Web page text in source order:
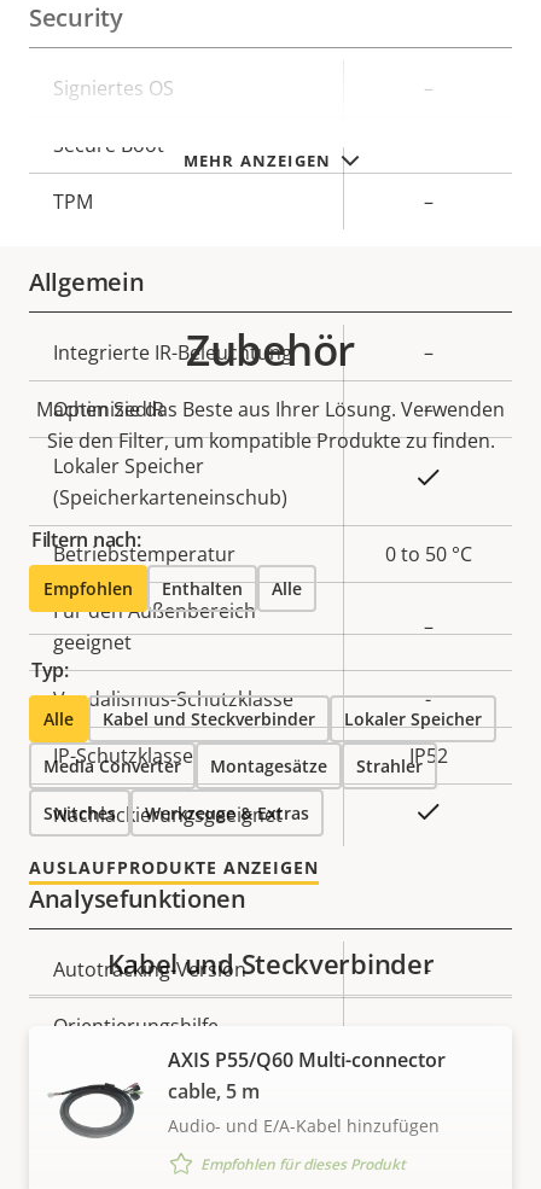
MEHR ANZEIGEN
Security
Eigentumsbeschreibung Eigentumswert
Signiertes OS –
Secure Boot
TPM –
Allgemein
Eigentumsbeschreibung Eigentumswert
Integrierte IR-Beleuchtung –
OptimizedIR –
Lokaler Speicher
(Speicherkarteneinschub)
Betriebstemperatur 0 to 50 °C
Für den Außenbereich
geeignet
–
Vandalismus-Schutzklasse -
IP-Schutzklasse IP52
Nachlackierungsgeeignet
Analysefunktionen
Eigentumsbeschreibung Eigentumswert
Autotracking-Version -
Orientierungshilfe
Video
Eigentumsbeschreibung Eigentumswert
Max. Videoauflösung 1280x720
Zubehör
Machen Sie das Beste aus Ihrer Lösung. Verwenden
Sie den Filter, um kompatible Produkte zu finden.
Filtern nach:
Empfohlen Enthalten Alle
Typ:
Alle Kabel und Steckverbinder Lokaler Speicher
Media Converter Montagesätze Strahler
Switches Werkzeuge & Extras
AUSLAUFPRODUKTE ANZEIGEN
Kabel und Steckverbinder
AXIS P55/Q60 Multi-connector
cable, 5 m
Audio- und E/A-Kabel hinzufügen
Empfohlen für dieses Produkt